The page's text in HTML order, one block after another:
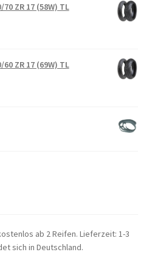
ZR 17 (58W) TL
ZR 17 (69W) TL
ab 2 Reifen. Lieferzeit: 1-3
sich in Deutschland.